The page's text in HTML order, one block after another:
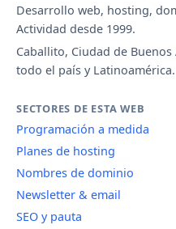
Desarrollo web, hosting,
Actividad desde 1999.
Caballito, Ciudad de
todo el país y Latinoamérica.
SECTORES DE ESTA WEB
Programación a medida
Planes de hosting
Nombres de dominio
Newsletter & email
SEO y pauta